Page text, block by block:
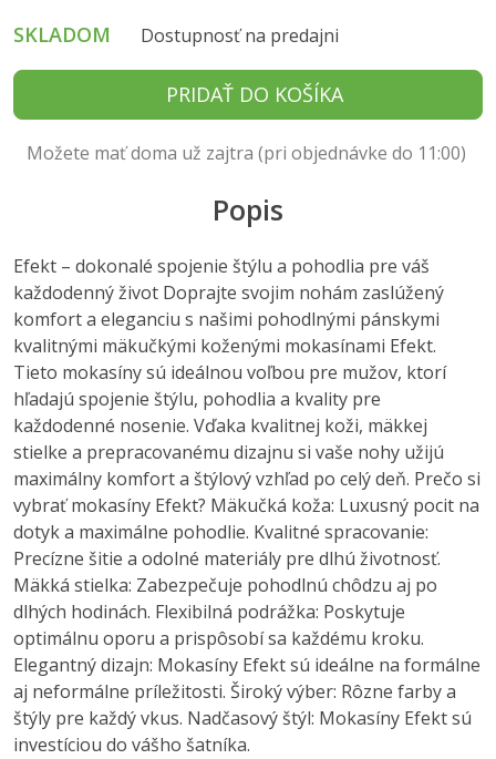
SKLADOM Dostupnosť na predajni
PRIDAŤ DO KOŠÍKA
Možete mať doma už zajtra (pri objednávke do 11:00)
Popis
Efekt – dokonalé spojenie štýlu a pohodlia pre váš
každodenný život Doprajte svojim nohám zaslúžený
komfort a eleganciu s našimi pohodlnými pánskymi
kvalitnými mäkučkými koženými mokasínami Efekt.
Tieto mokasíny sú ideálnou voľbou pre mužov, ktorí
hľadajú spojenie štýlu, pohodlia a kvality pre
každodenné nosenie. Vďaka kvalitnej koži, mäkkej
stielke a prepracovanému dizajnu si vaše nohy užijú
maximálny komfort a štýlový vzhľad po celý deň. Prečo si
vybrať mokasíny Efekt? Mäkučká koža: Luxusný pocit na
dotyk a maximálne pohodlie. Kvalitné spracovanie:
Precízne šitie a odolné materiály pre dlhú životnosť.
Mäkká stielka: Zabezpečuje pohodlnú chôdzu aj po
dlhých hodinách. Flexibilná podrážka: Poskytuje
optimálnu oporu a prispôsobí sa každému kroku.
Elegantný dizajn: Mokasíny Efekt sú ideálne na formálne
aj neformálne príležitosti. Široký výber: Rôzne farby a
štýly pre každý vkus. Nadčasový štýl: Mokasíny Efekt sú
investíciou do vášho šatníka.